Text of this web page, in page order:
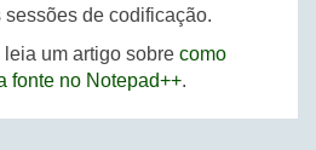
de codificação.
um artigo sobre como
fonte no Notepad++.